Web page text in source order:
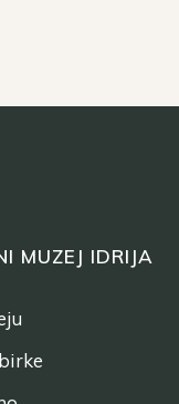
MUZEJ IDRIJA